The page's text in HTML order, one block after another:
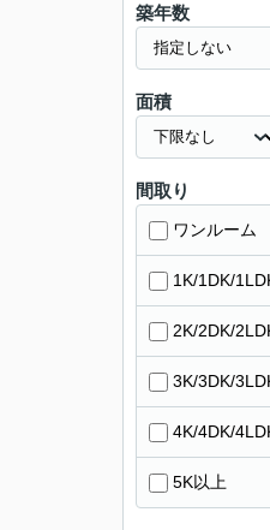
築年数
面積
間取り
ワンルーム
1K/1DK/
2K/2DK/
3K/3DK/
4K/4DK/
5K以上